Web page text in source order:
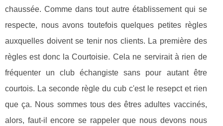
chaussée. Comme dans tout autre établissement qui se
respecte, nous avons toutefois quelques petites règles
auxquelles doivent se tenir nos clients. La première des
règles est donc la Courtoisie. Cela ne servirait à rien de
fréquenter un club échangiste sans pour autant être
courtois. La seconde règle du cub c'est le resepct et rien
que ça. Nous sommes tous des êtres adultes vaccinés,
alors, faut-il encore se rappeler que nous devons nous